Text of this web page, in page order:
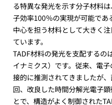
る特異な発光を示す分子材料
子効率100％の実現が可能であ
中心を担う材料として大きく
ています。
TADF材料の発光を支配するの
イナミクス）です。従来、電
接的に推測されてきましたが
回、改良した時間分解光電子
とで、構造がよく制御された